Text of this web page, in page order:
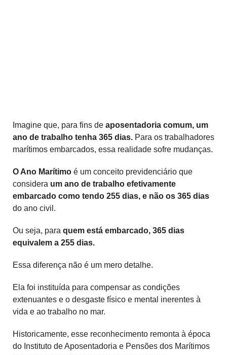
Imagine que, para fins de aposentadoria comum, um
ano de trabalho tenha 365 dias. Para os trabalhadores
marítimos embarcados, essa realidade sofre mudanças.
O Ano Marítimo é um conceito previdenciário que
considera um ano de trabalho efetivamente
embarcado como tendo 255 dias, e não os 365 dias
do ano civil.
Ou seja, para quem está embarcado, 365 dias
equivalem a 255 dias.
Essa diferença não é um mero detalhe.
Ela foi instituída para compensar as condições
extenuantes e o desgaste físico e mental inerentes à
vida e ao trabalho no mar.
Historicamente, esse reconhecimento remonta à época
do Instituto de Aposentadoria e Pensões dos Marítimos